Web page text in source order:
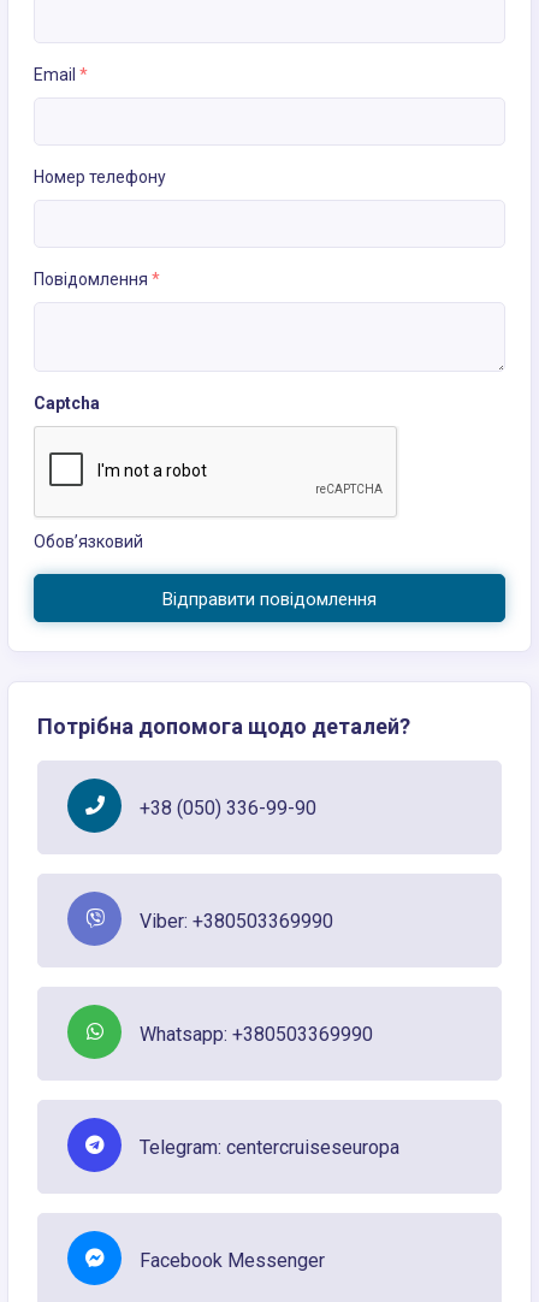
Email *
Номер телефону
Повідомлення *
Captcha
Обов’язковий
Відправити повідомлення
Потрібна допомога щодо деталей?
+38 (050) 336-99-90
Viber: +380503369990
Whatsapp: +380503369990
Telegram: centercruiseseuropa
Facebook Messenger